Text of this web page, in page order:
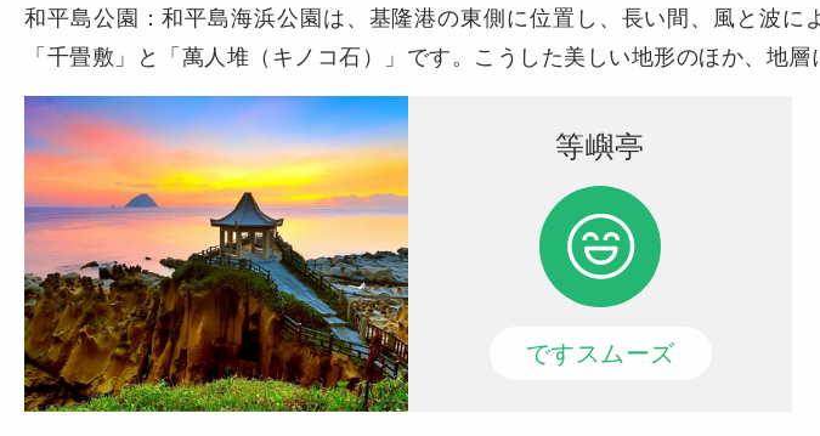
和平島公園：和平島海浜公園は、基隆港の東側に位置し、長い間、風と波
「千畳敷」と「萬人堆（キノコ石）」です。こうした美しい地形のほか、地
等嶼亭
ですスムーズ